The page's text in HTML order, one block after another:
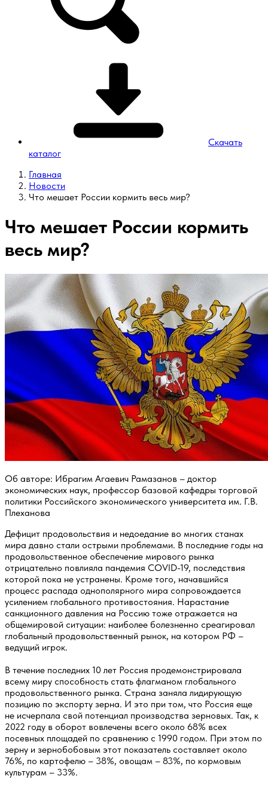
Скачать
каталог
Главная
Новости
Что мешает России кормить весь мир?
Что мешает России кормить
весь мир?
Об авторе: Ибрагим Агаевич Рамазанов – доктор
экономических наук, профессор базовой кафедры торговой
политики Российского экономического университета им. Г.В.
Плеханова
Дефицит продовольствия и недоедание во многих станах
мира давно стали острыми проблемами. В последние годы на
продовольственное обеспечение мирового рынка
отрицательно повлияла пандемия COVID-19, последствия
которой пока не устранены. Кроме того, начавшийся
процесс распада однополярного мира сопровождается
усилением глобального противостояния. Нарастание
санкционного давления на Россию тоже отражается на
общемировой ситуации: наиболее болезненно среагировал
глобальный продовольственный рынок, на котором РФ –
ведущий игрок.
В течение последних 10 лет Россия продемонстрировала
всему миру способность стать флагманом глобального
продовольственного рынка. Страна заняла лидирующую
позицию по экспорту зерна. И это при том, что Россия еще
не исчерпала свой потенциал производства зерновых. Так, к
2022 году в оборот вовлечены всего около 68% всех
посевных площадей по сравнению с 1990 годом. При этом по
зерну и зернобобовым этот показатель составляет около
76%, по картофелю – 38%, овощам – 83%, по кормовым
культурам – 33%.